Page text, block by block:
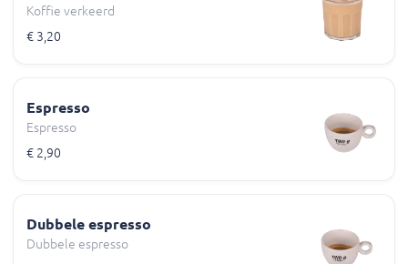
Koffie verkeerd
€ 3,20
Espresso
Espresso
€ 2,90
Dubbele espresso
Dubbele espresso